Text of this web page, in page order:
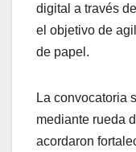
digital a través
el objetivo de
de papel.
La convocatoria
mediante rueda
acordaron